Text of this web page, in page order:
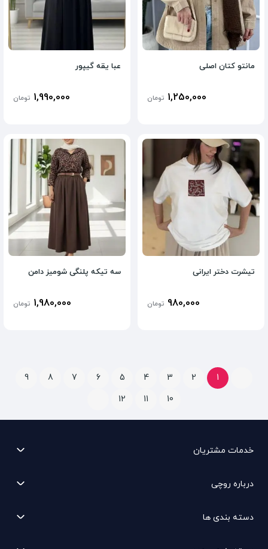
مانتو کتان اصلی
1,250,000 تومان
عبا یقه گیپور
1,990,000 تومان
تیشرت دختر ایرانی
980,000 تومان
سه تیکه پلنگی شومیز دامن
1,980,000 تومان
1
2
3
4
5
6
7
8
9
10
11
12
خدمات مشتریان
درباره روچی
دسته بندی ها